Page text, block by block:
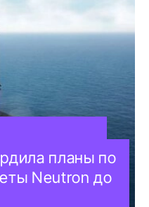
планы по
Neutron до